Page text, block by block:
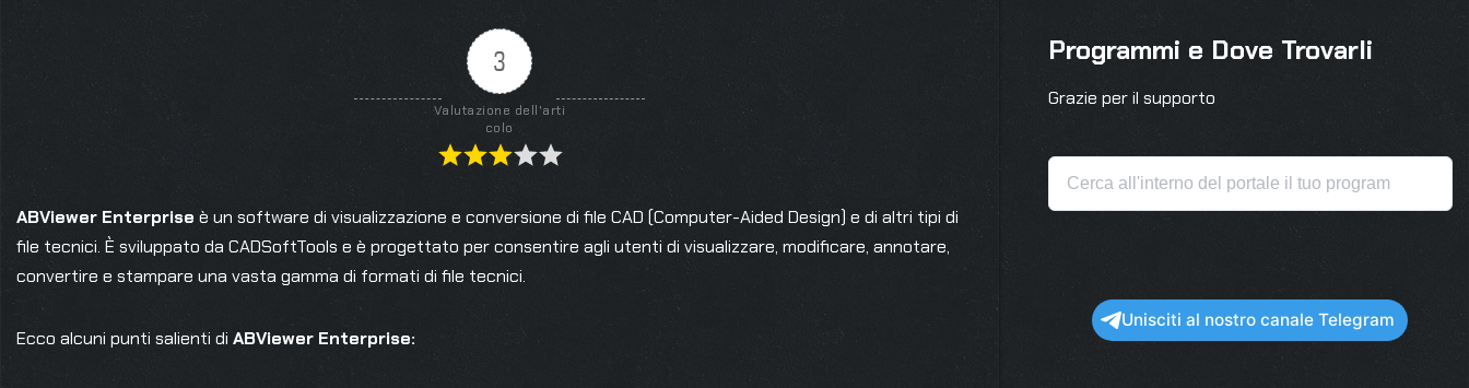
3
Valutazione dell'arti
colo
ABViewer Enterprise è un software di visualizzazione e conversione di file CAD (Computer-Aided Design) e di altri tipi di
file tecnici. È sviluppato da CADSoftTools e è progettato per consentire agli utenti di visualizzare, modificare, annotare,
convertire e stampare una vasta gamma di formati di file tecnici.
Ecco alcuni punti salienti di ABViewer Enterprise:
Programmi e Dove Trovarli
Grazie per il supporto
Unisciti al nostro canale Telegram